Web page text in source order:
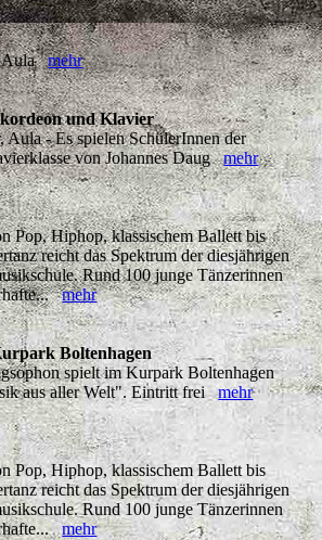
Aulamehr
und Klavier
Aula - Es spielen SchülerInnen der
von Johannes Daugmehr
Pop, Hiphop, klassischem Ballett bis
reicht das Spektrum der diesjährigen
Rund 100 junge Tänzerinnen
mehr
Boltenhagen
spielt im Kurpark Boltenhagen
aus aller Welt". Eintritt freimehr
Pop, Hiphop, klassischem Ballett bis
reicht das Spektrum der diesjährigen
Rund 100 junge Tänzerinnen
mehr